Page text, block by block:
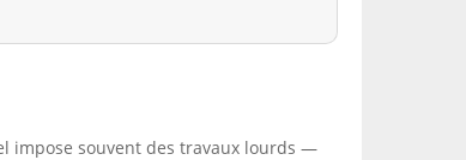
impose souvent des travaux lourds —